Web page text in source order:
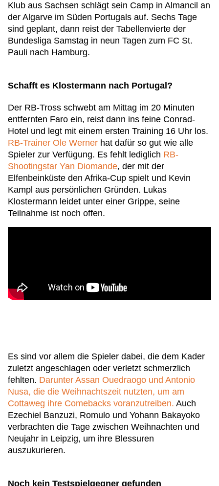
Klub aus Sachsen schlägt sein Camp in Almancil an
der Algarve im Süden Portugals auf. Sechs Tage
sind geplant, dann reist der Tabellenvierte der
Bundesliga Samstag in neun Tagen zum FC St.
Pauli nach Hamburg.
Schafft es Klostermann nach Portugal?
Der RB-Tross schwebt am Mittag im 20 Minuten
entfernten Faro ein, reist dann ins feine Conrad-
Hotel und legt mit einem ersten Training 16 Uhr los.
RB-Trainer Ole Werner hat dafür so gut wie alle
Spieler zur Verfügung. Es fehlt lediglich RB-
Shootingstar Yan Diomande, der mit der
Elfenbeinküste den Afrika-Cup spielt und Kevin
Kampl aus persönlichen Gründen. Lukas
Klostermann leidet unter einer Grippe, seine
Teilnahme ist noch offen.
Es sind vor allem die Spieler dabei, die dem Kader
zuletzt angeschlagen oder verletzt schmerzlich
fehlten. Darunter Assan Ouedraogo und Antonio
Nusa, die die Weihnachtszeit nutzten, um am
Cottaweg ihre Comebacks voranzutreiben. Auch
Ezechiel Banzuzi, Romulo und Yohann Bakayoko
verbrachten die Tage zwischen Weihnachten und
Neujahr in Leipzig, um ihre Blessuren
auszukurieren.
Noch kein Testspielgegner gefunden